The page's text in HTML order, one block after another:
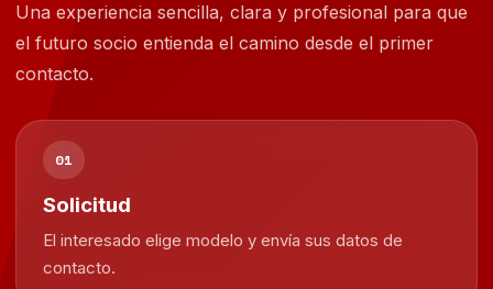
Una experiencia sencilla, clara y profesional para que
el futuro socio entienda el camino desde el primer
contacto.
01
Solicitud
El interesado elige modelo y envía sus datos de
contacto.